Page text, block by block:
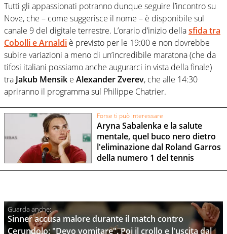
Tutti gli appassionati potranno dunque seguire l’incontro su
Nove, che – come suggerisce il nome – è disponibile sul
canale 9 del digitale terrestre. L’orario d’inizio dellasfida tra
CobollieArnaldi è previsto per le 19:00 e non dovrebbe
subire variazioni a meno di un’incredibile maratona (che da
tifosi italiani possiamo anche augurarci in vista della finale)
tra Jakub Mensik e Alexander Zverev, che alle 14:30
apriranno il programma sul Philippe Chatrier.
Forse ti può interessare
Aryna Sabalenka e la salute
mentale, quel buco nero dietro
l'eliminazione dal Roland Garros
della numero 1 del tennis
Sinner accusa malore durante il match contro
Cerundolo: "Devo vomitare". Poi il crollo e l'uscita dal